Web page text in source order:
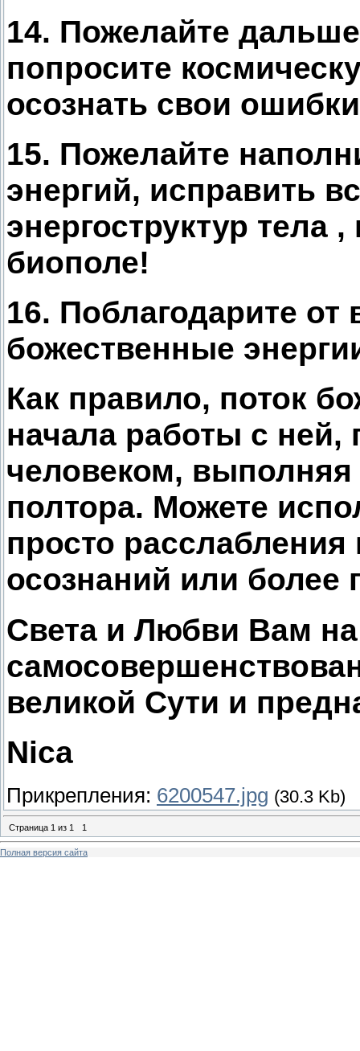
14. Пожелайте
попросите
осознать свои
15. Пожелайте
энергий, исправить
энергоструктур тела
биополе!
16. Поблагодарите от
божественные
Как правило, поток
начала работы с ней,
человеком,
полтора. Можете
просто
осознаний или более
Света и Любви Вам
великой Сути и
Nica
Прикрепления: 6200547.jpg (30.3 Kb)
Страница 1 из 1 1
Полная версия сайта